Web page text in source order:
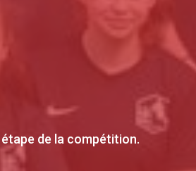
de la compétition.